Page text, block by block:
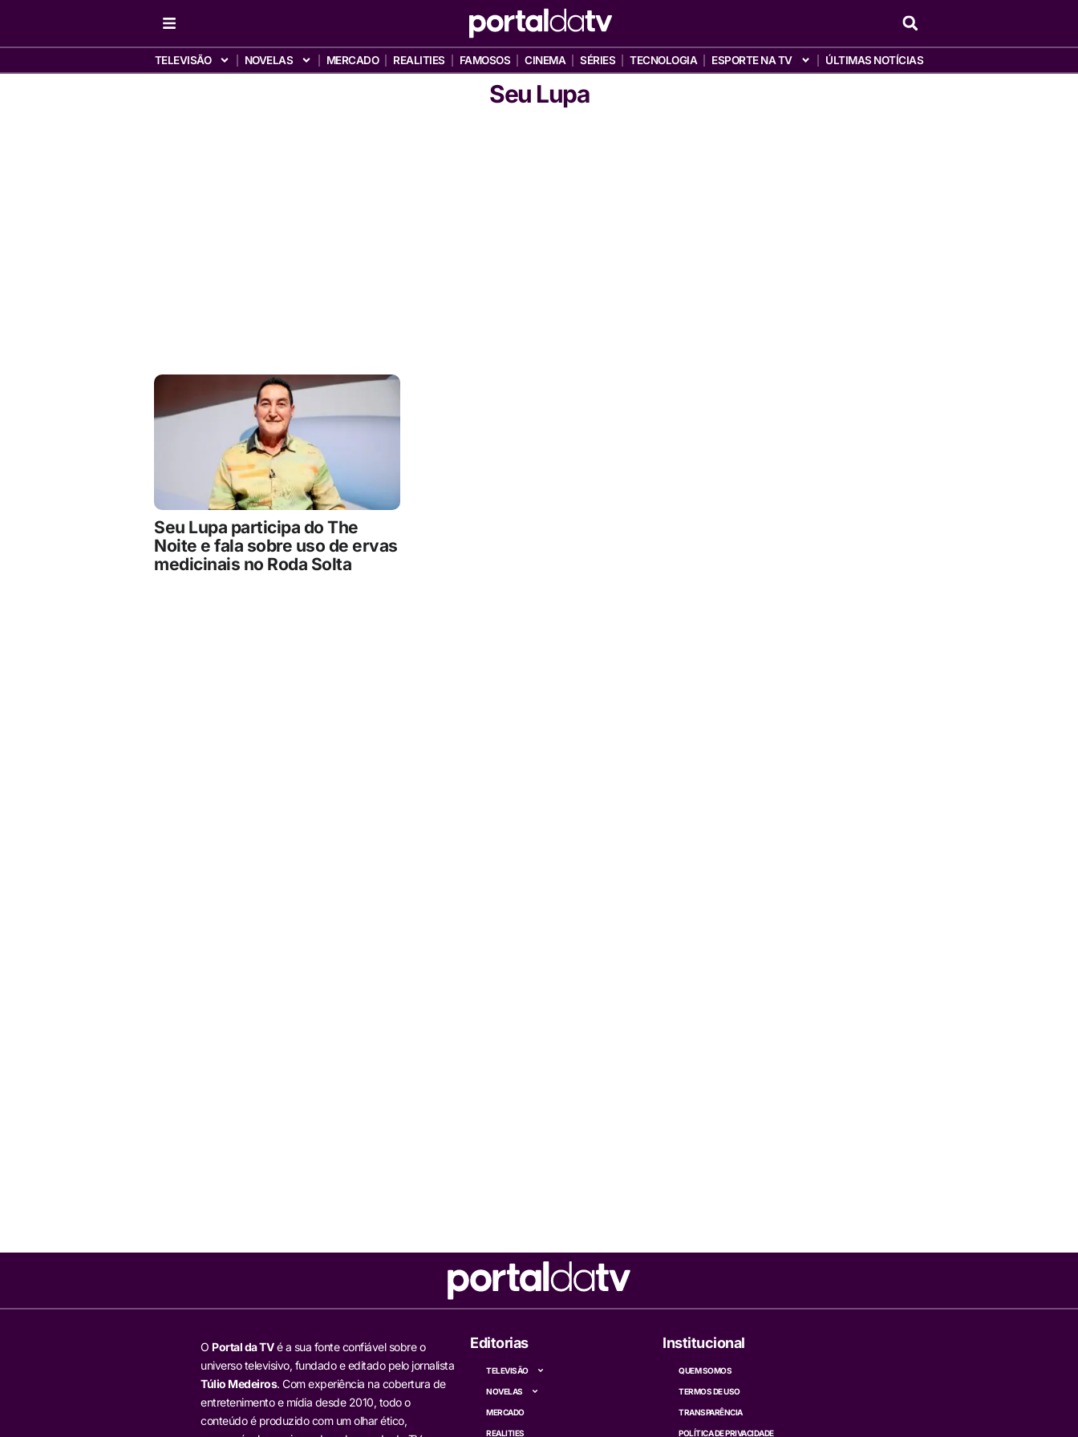
TELEVISÃO NOVELAS MERCADO REALITIES FAMOSOS CINEMA SÉRIES TECNOLOGIA ESPORTE NA TV ÚLTIMAS NOTÍCIAS
Seu Lupa
Seu Lupa participa do The
Noite e fala sobre uso de ervas
medicinais no Roda Solta
O Portal da TVé a sua fonte confiável sobre o
universo televisivo, fundado e editado pelo jornalista
Túlio Medeiros. Com experiência na cobertura de
entretenimento e mídia desde 2010, todo o
conteúdo é produzido com um olhar ético,
Editorias
TELEVISÃO
NOVELAS
MERCADO
REALITIES
Institucional
QUEM SOMOS
TERMOS DE USO
TRANSPARÊNCIA
POLÍTICA DE PRIVACIDADE